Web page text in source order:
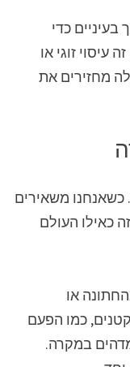
כדי
עיסוי זוגי או
מחזירים את
משאירים
כאילו העולם
או
כמו הפעם
במקרה.